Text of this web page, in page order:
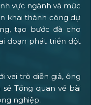
vực ngành và mức
khai thành công dự
tạo bước đà cho
đoạn phát triển đột
vai trò diễn giả, ông
Tổng quan về bài
nghiệp.